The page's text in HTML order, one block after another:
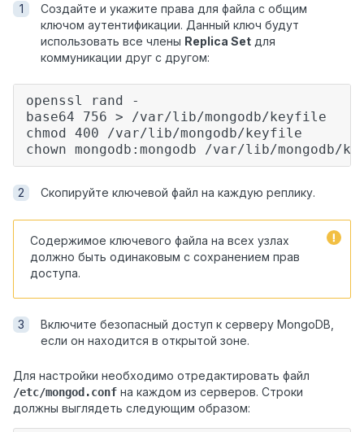
Создайте и укажите права для файла с общим
ключом аутентификации. Данный ключ будут
использовать все члены Replica Set для
коммуникации друг с другом:
openssl rand -
base64 756 > /var/lib/mongodb/keyfile
chmod 400 /var/lib/mongodb/keyfile
chown mongodb:mongodb /var/lib/mongodb/
Скопируйте ключевой файл на каждую реплику.
Содержимое ключевого файла на всех узлах
должно быть одинаковым с сохранением прав
доступа.
Включите безопасный доступ к серверу MongoDB,
если он находится в открытой зоне.
Для настройки необходимо отредактировать файл
/etc/mongod.conf на каждом из серверов. Строки
должны выглядеть следующим образом: